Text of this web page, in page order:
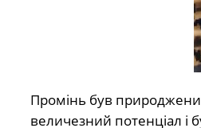
Промінь був
величезний потенціал і